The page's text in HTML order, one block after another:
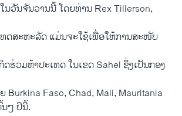
ວັນ​ຈັນ​ວານ​ນີ້ ໂດຍ​ທ່ານ Rex Tillerson,
ດ​ສະຫະລັດ ​ແມ່ນຈະ​ໃຊ້​ເພື່ອໃຫ້ການ​ສະໜັບ
ຮ່ວມຫ້າປະເທດ ໃນເຂດ Sahel ຊຶ່ງເປັນກອງ​
Faso, Chad, Mali, Mauritania
ໆ ປີນີ້.